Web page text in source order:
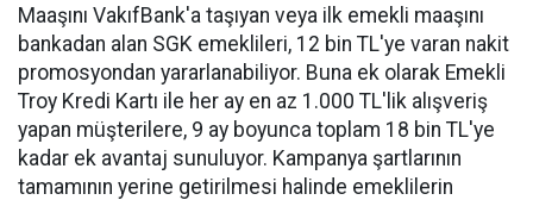
Maaşını VakıfBank'a taşıyan veya ilk emekli maaşını
bankadan alan SGK emeklileri, 12 bin TL'ye varan nakit
promosyondan yararlanabiliyor. Buna ek olarak Emekli
Troy Kredi Kartı ile her ay en az 1.000 TL'lik alışveriş
yapan müşterilere, 9 ay boyunca toplam 18 bin TL'ye
kadar ek avantaj sunuluyor. Kampanya şartlarının
tamamının yerine getirilmesi halinde emeklilerin